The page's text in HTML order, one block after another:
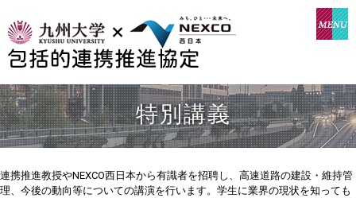
特別講義
連携推進教授やNEXCO西日本から有識者を招聘し、高速道路の建設・維持管
理、今後の動向等についての講演を行います。学生に業界の現状を知っても